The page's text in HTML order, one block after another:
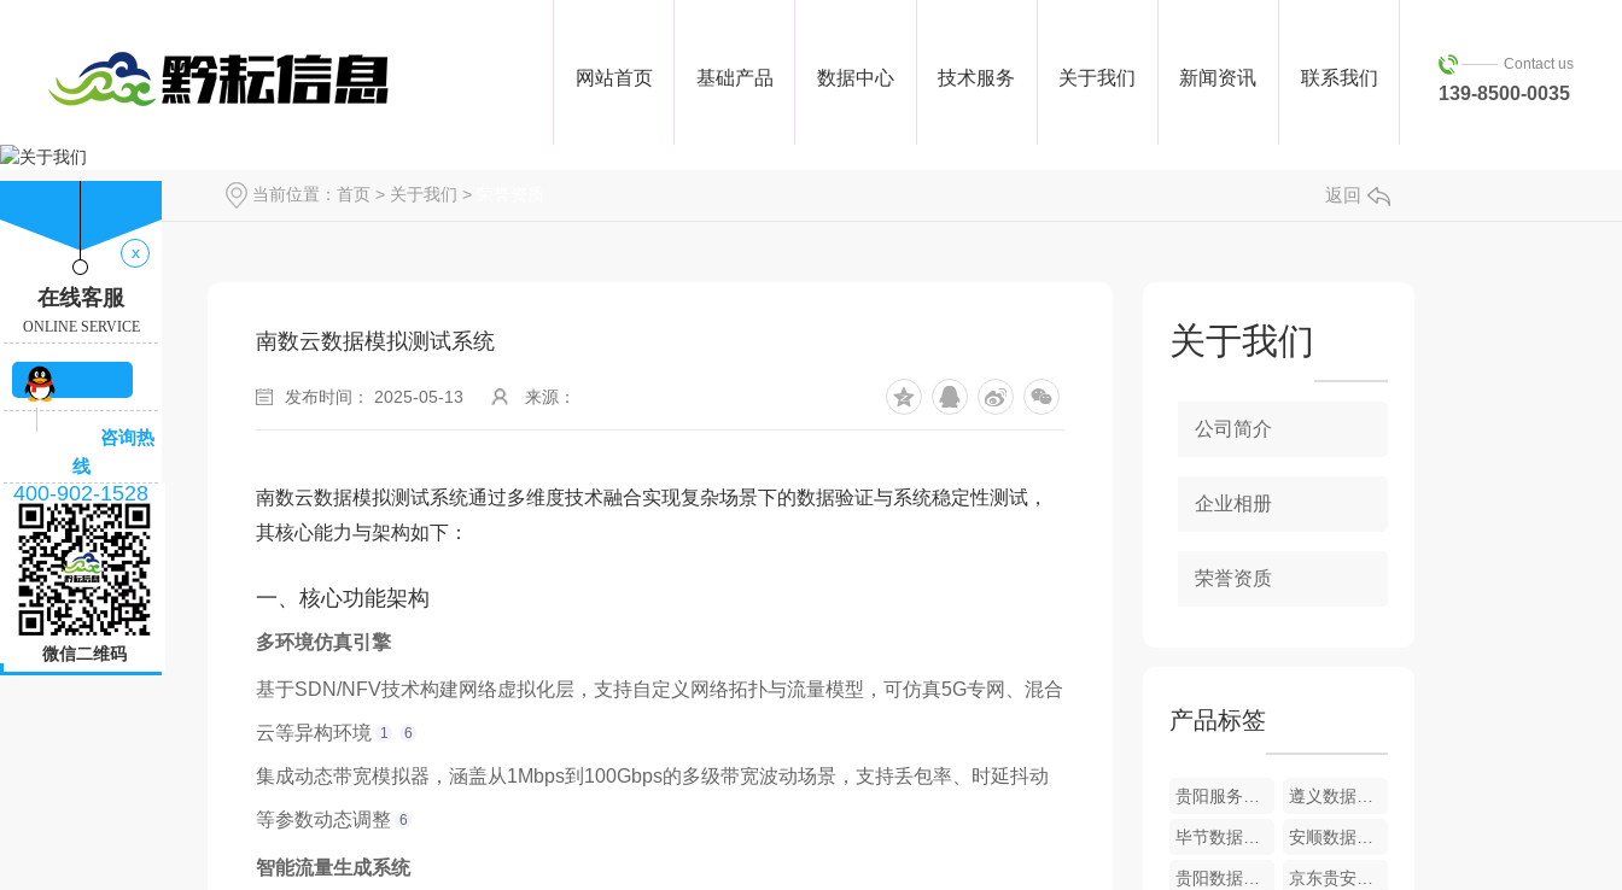
网站首页 基础产品 数据中心 技术服务 关于我们 新闻资讯 联系我们
Contact us
139-8500-0035
当前位置： 首页 > 关于我们 > 返回
南数云数据模拟测试系统
发布时间： 2025-05-13 来源：
南数云数据模拟测试系统通过多维度技术融合实现复杂场景下的数据验证与系统稳定性测试，
其核心能力与架构如下：
一、核心功能架构
多环境仿真引擎
基于SDN/NFV技术构建网络虚拟化层，支持自定义网络拓扑与流量模型，可仿真5G专网、混合
云等异构环境 1 6
集成动态带宽模拟器，涵盖从1Mbps到100Gbps的多级带宽波动场景，支持丢包率、时延抖动
等参数动态调整 6
智能流量生成系统
关于我们
公司简介
企业相册
荣誉资质
产品标签
贵阳服务器托管 六盘水服务器托管 遵义服务器托管 安顺服务器托管 铜仁服务器托管 黔西南服务器托管 毕节服务器托管 黔东南服务器托管 黔南服务器托管 遵义数据中心
毕节数据中心 安顺数据中心
贵阳数据中心 京东贵安数据中心
x
在线客服
ONLINE SERVICE
咨询热
线
400-902-1528
微信二维码